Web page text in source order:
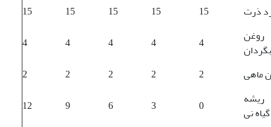
15
15 15 15 15
ذرت
4
4 4 4 4
روغن
2
2 2 2 2
ماهی
12
9 6 3 0
ریشه
گیاه نی